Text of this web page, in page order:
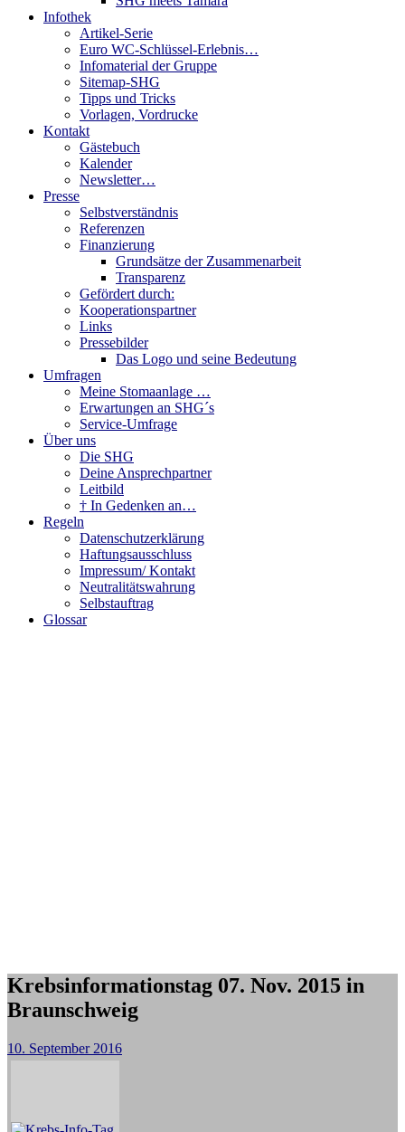
Infothek
Artikel-Serie
Euro WC-Schlüssel-Erlebnis…
Infomaterial der Gruppe
Sitemap-SHG
Tipps und Tricks
Vorlagen, Vordrucke
Kontakt
Gästebuch
Kalender
Newsletter…
Presse
Selbstverständnis
Referenzen
Finanzierung
Grundsätze der Zusammenarbeit
Transparenz
Gefördert durch:
Kooperationspartner
Links
Pressebilder
Das Logo und seine Bedeutung
Umfragen
Meine Stomaanlage …
Erwartungen an SHG´s
Service-Umfrage
Über uns
Die SHG
Deine Ansprechpartner
Leitbild
† In Gedenken an…
Regeln
Datenschutzerklärung
Haftungsausschluss
Impressum/ Kontakt
Neutralitätswahrung
Selbstauftrag
Glossar
Krebsinformationstag 07. Nov. 2015 in
Braunschweig
10. September 2016